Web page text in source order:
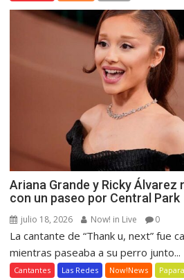
Ariana Grande y Ricky Álvarez
con un paseo por Central Park
julio 18, 2026 Now! in Live 0
La cantante de “Thank u, next” fue
mientras paseaba a su perro junto...
Cantantes Las Redes Now!News